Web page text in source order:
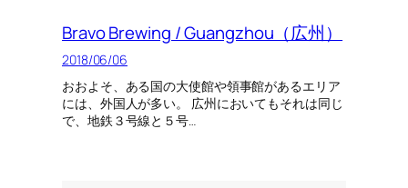
Bravo Brewing / Guangzhou（広州）
2018/06/06
おおよそ、ある国の大使館や領事館があるエリア
には、外国人が多い。 広州においてもそれは同じ
で、地鉄３号線と５号…